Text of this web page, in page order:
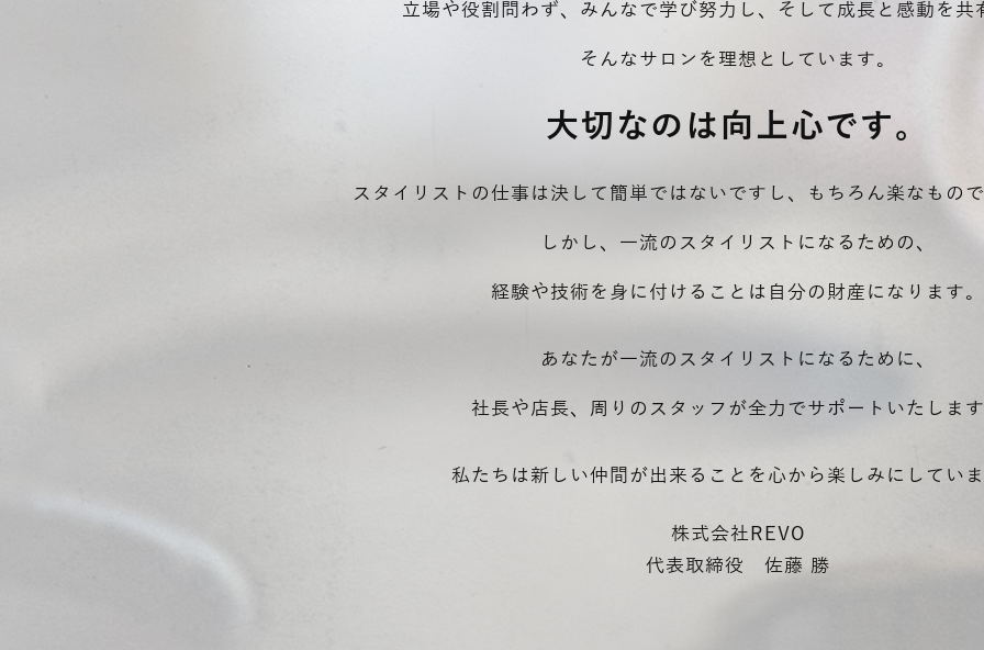
立場や役割問わず、みんなで学び努力し、そして成長と感動を共
そんなサロンを理想としています。
大切なのは向上心です。
スタイリストの仕事は決して簡単ではないですし、もちろん楽なもので
しかし、一流のスタイリストになるための、
経験や技術を身に付けることは自分の財産になります。
あなたが一流のスタイリストになるために、
社長や店長、周りのスタッフが全力でサポートいたします
私たちは新しい仲間が出来ることを心から楽しみにしていま
株式会社REVO
代表取締役 佐藤 勝